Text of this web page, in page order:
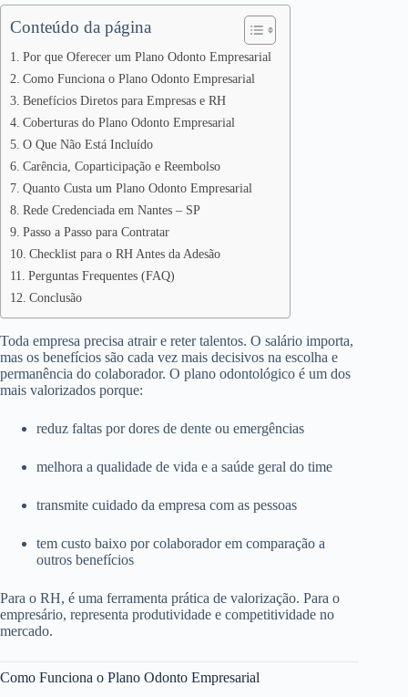
Conteúdo da página
Por que Oferecer um Plano Odonto Empresarial
Como Funciona o Plano Odonto Empresarial
Benefícios Diretos para Empresas e RH
Coberturas do Plano Odonto Empresarial
O Que Não Está Incluído
Carência, Coparticipação e Reembolso
Quanto Custa um Plano Odonto Empresarial
Rede Credenciada em Nantes – SP
Passo a Passo para Contratar
Checklist para o RH Antes da Adesão
Perguntas Frequentes (FAQ)
Conclusão
Toda empresa precisa atrair e reter talentos. O salário importa,
mas os benefícios são cada vez mais decisivos na escolha e
permanência do colaborador. O plano odontológico é um dos
mais valorizados porque:
reduz faltas por dores de dente ou emergências
melhora a qualidade de vida e a saúde geral do time
transmite cuidado da empresa com as pessoas
tem custo baixo por colaborador em comparação a
outros benefícios
Para o RH, é uma ferramenta prática de valorização. Para o
empresário, representa produtividade e competitividade no
mercado.
Como Funciona o Plano Odonto Empresarial